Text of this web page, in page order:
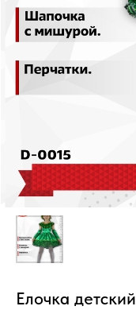
Елочка